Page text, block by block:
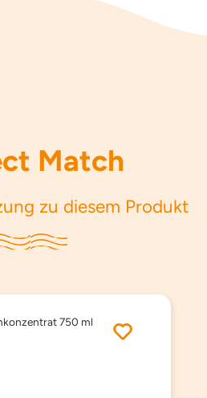
Match
zu diesem Produkt